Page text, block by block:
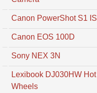
Canon PowerShot S1 IS
Canon EOS 100D
Sony NEX 3N
Lexibook DJ030HW Hot
Wheels